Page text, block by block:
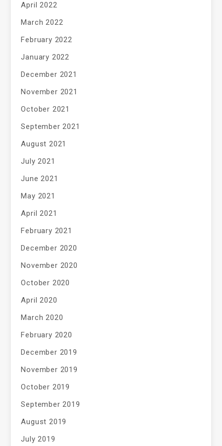
April 2022
March 2022
February 2022
January 2022
December 2021
November 2021
October 2021
September 2021
August 2021
July 2021
June 2021
May 2021
April 2021
February 2021
December 2020
November 2020
October 2020
April 2020
March 2020
February 2020
December 2019
November 2019
October 2019
September 2019
August 2019
July 2019